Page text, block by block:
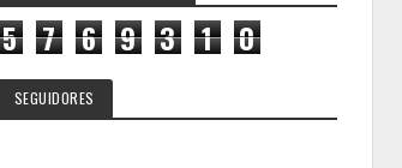
5 7 6 9 3 1 0
SEGUIDORES